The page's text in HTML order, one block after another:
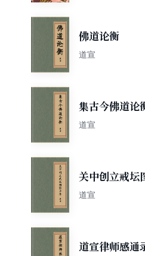
佛道论衡
道宣
集古今佛道论
道宣
关中创立戒坛
道宣
道宣律师感通